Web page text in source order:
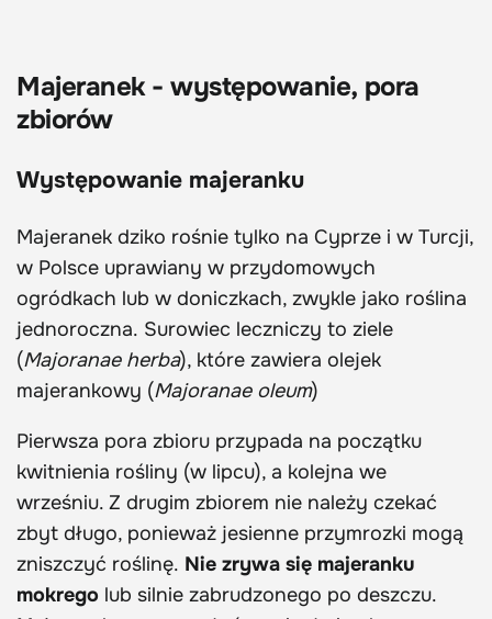
Majeranek - występowanie, pora
zbiorów
Występowanie majeranku
Majeranek dziko rośnie tylko na Cyprze i w Turcji,
w Polsce uprawiany w przydomowych
ogródkach lub w doniczkach, zwykle jako roślina
jednoroczna. Surowiec leczniczy to ziele
(Majoranae herba), które zawiera olejek
majerankowy (Majoranae oleum)
Pierwsza pora zbioru przypada na początku
kwitnienia rośliny (w lipcu), a kolejna we
wrześniu. Z drugim zbiorem nie należy czekać
zbyt długo, ponieważ jesienne przymrozki mogą
zniszczyć roślinę. Nie zrywa się majeranku
mokrego lub silnie zabrudzonego po deszczu.